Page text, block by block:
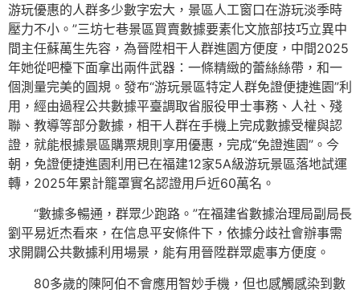
游玩優惠的人群多少數字宏大，景區人工窗口在游玩淡季時
壓力不小。”三坊七巷景區買賣數據要素化文旅部技巧立異中
間主任蘇萬生先容，為晉陞相干人群進園方便度，中間2025
年她從吧檯下面拿出兩件武器：一條精緻的蕾絲絲帶，和一
個測量完美的圓規。發布“游玩景區特定人群免證便捷進園”利
用，經由過程公共數據平臺調取省服役甲士事務、人社、殘
聯、教導等部分數據，相干人群在手機上完成數據受權與認
證，就能根據景區購票規則享用優惠，完成“免證進園”。今
朝，免證便捷進園利用已在福建12家5A級游玩景區落地試運
轉，2025年累計籠罩實名認證用戶近60萬名。
“數據多暢通，群眾少跑路。”在福建省數據治理局副局長
劉平易近杰看來，在信息平安條件下，依據分歧社會辦事需
求開闢公共數據利用場景，能有用晉陞群眾處事方便度。
80多歲的陳阿伯不會應用智妙手機，但也感觸感染到數